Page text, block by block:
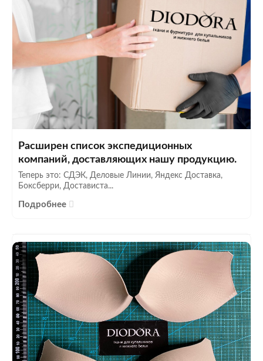
Расширен список экспедиционных
компаний, доставляющих нашу продукцию.
Теперь это: СДЭК, Деловые Линии, Яндекс Доставка,
Боксберри, Достависта...
Подробнее